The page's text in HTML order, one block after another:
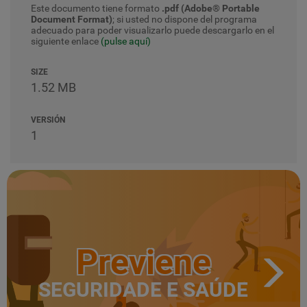
Este documento tiene formato .pdf (Adobe® Portable
Document Format); si usted no dispone del programa
adecuado para poder visualizarlo puede descargarlo en el
siguiente enlace (pulse aquí)
SIZE
1.52 MB
VERSIÓN
1
Previene
SEGURIDADE E SAÚDE